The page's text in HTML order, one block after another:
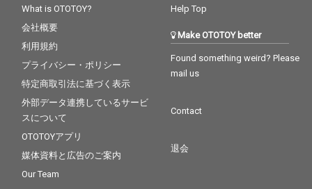
What is OTOTOY?
会社概要
利用規約
プライバシー・ポリシー
特定商取引法に基づく表示
外部データ連携しているサービ
スについて
OTOTOYアプリ
媒体資料と広告のご案内
Our Team
Help Top
Make OTOTOY better
Found something weird? Please
mail us
Contact
退会